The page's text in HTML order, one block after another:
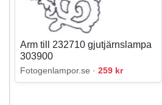
Arm till 232710 gjutjärnslampa
303900
Fotogenlampor.se ·259 kr